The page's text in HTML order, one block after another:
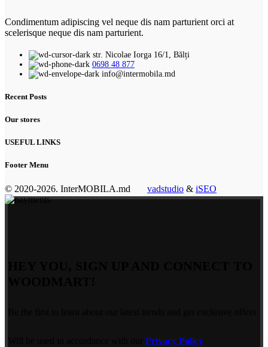
Condimentum adipiscing vel neque dis nam parturient orci at
scelerisque neque dis nam parturient.
str. Nicolae Iorga 16/1, Bălți
0698 48 877
info@intermobila.md
Recent Posts
Our stores
USEFUL LINKS
Footer Menu
© 2020-2026. InterMOBILA.md vadstudio & iSEO
Privacy Policy